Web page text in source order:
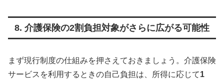
8. 介護保険の2割負担対象がさらに広がる可能性
まず現行制度の仕組みを押さえておきましょう。介護保険
サービスを利用するときの自己負担は、所得に応じて1